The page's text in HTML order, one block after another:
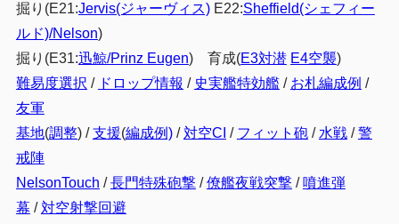
掘り(E21:Jervis(ジャーヴィス)E22:Sheffield(シェフィー
ルド)/Nelson)
掘り(E31:迅鯨/Prinz Eugen) 育成(E3対潜 E4空襲)
難易度選択 / ドロップ情報 / 史実艦特効艦/ お札編成例 /
友軍
基地(調整) /支援(編成例)/対空CI / フィット砲/ 水戦/警
戒陣
NelsonTouch /長門特殊砲撃 / 僚艦夜戦突撃 / 噴進弾
幕 /対空射撃回避